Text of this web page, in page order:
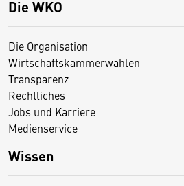
Die WKO
Die Organisation
Wirtschaftskammerwahlen
Transparenz
Rechtliches
Jobs und Karriere
Medienservice
Wissen